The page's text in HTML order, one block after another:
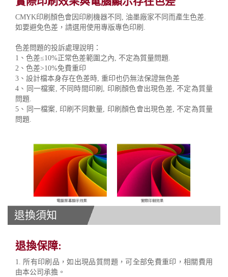
CMYK印刷顏色會因印刷機器不同, 油墨廠家不同而產生色差.
如要避免色差，請選用使用專版專色印刷.
色差問題的投訴處理說明：
1、色差≤10%正常色差範圍之內, 不定為質量問題.
2、色差>10%免費重印
3、設計檔本身存在色差時, 重印也仍無法保證無色差
4、同一檔案, 不同時間印刷, 印刷顏色會出現色差, 不定為質量
問題.
5、同一檔案, 印刷不同數量, 印刷顏色會出現色差, 不定為質量
問題.
退換須知
退換保障:
1. 所有印刷品，如出現品質問題，可全部免費重印，相關費用
由本公司承擔。